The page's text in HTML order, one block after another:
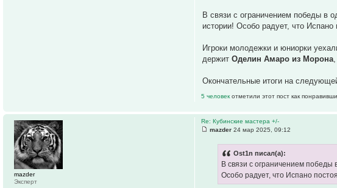
В связи с ограничением победы в
истории! Особо радует, что Испано
Игроки молодежки и юниорки
держитОделин Амаро из Морона
Окончательные итоги на
5 человекотметили этот пост как
Re: Кубинские мастера +/-
mazder 24 мар 2025, 09:12
Ost1n писал(а):
В связи с ограничением
Особо радует, что Испано
mazder
Эксперт